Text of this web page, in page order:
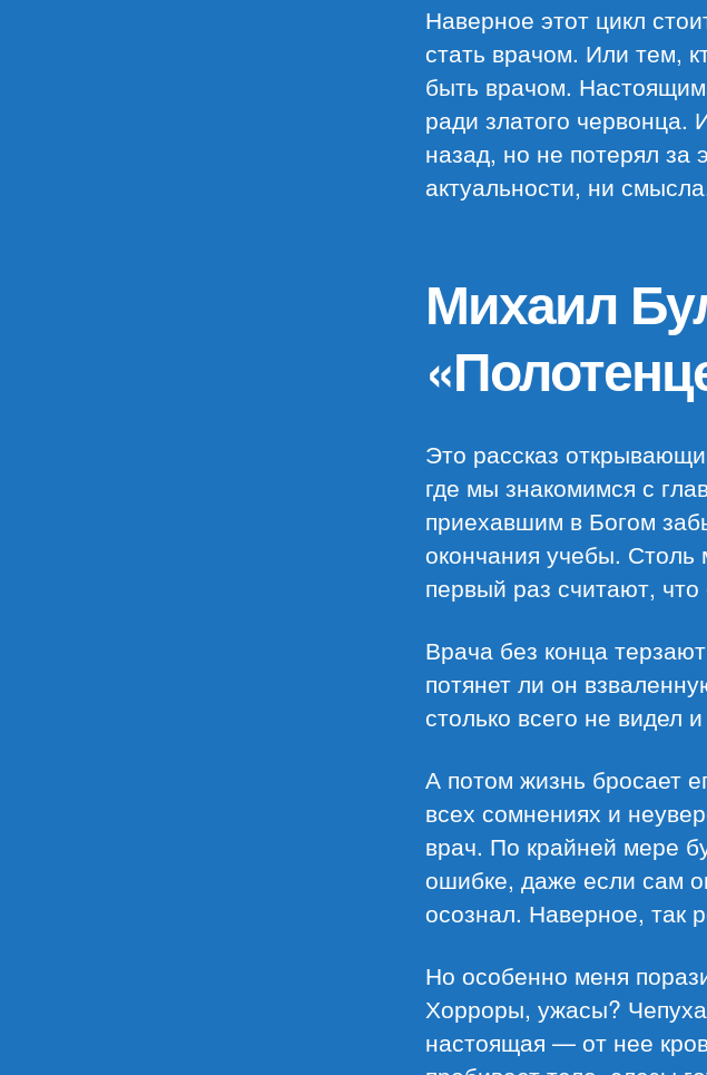
Наверное этот цикл
стать врачом. Или тем,
быть врачом.
ради златого червонца.
назад, но не потерял за
актуальности, ни
Михаил
Это рассказ
где мы знакомимся с
приехавшим в Богом
окончания учебы. Столь
первый раз считают,
Врача без конца
потянет ли он
столько всего не видел
А потом жизнь бросает
всех сомнениях и
врач. По крайней мере
ошибке, даже если сам
осознал. Наверное, так
Но особенно меня
Хорроры, ужасы?
настоящая — от нее